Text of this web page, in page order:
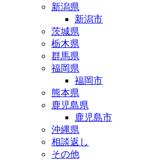
新潟県
新潟市
茨城県
栃木県
群馬県
福岡県
福岡市
熊本県
鹿児島県
鹿児島市
沖縄県
相談返し
その他